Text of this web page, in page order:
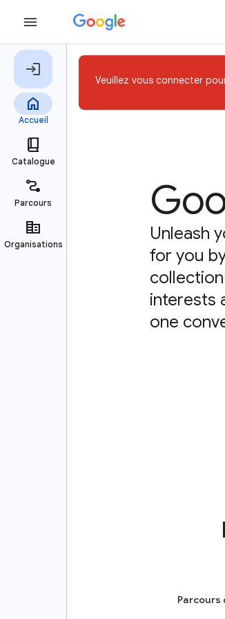
Unleash
for you
interests
one
Veuillez vous connecter